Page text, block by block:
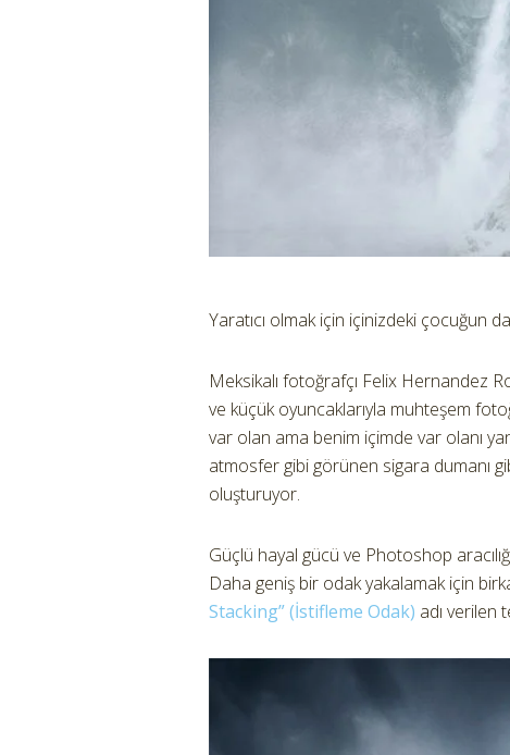
Yaratıcı olmak için içinizdeki çocuğun
Meksikalı fotoğrafçı Felix Hernandez
ve küçük oyuncaklarıyla muhteşem
var olan ama benim içimde var olanı
atmosfer gibi görünen sigara dumanı
oluşturuyor.
Güçlü hayal gücü ve Photoshop
Daha geniş bir odak yakalamak için
Stacking” (İstifleme Odak) adı verilen